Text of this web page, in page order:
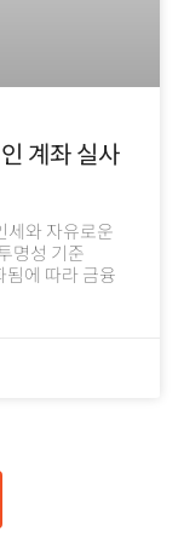
계좌 실사
세와 자유로운
명성 기준
에 따라 금융